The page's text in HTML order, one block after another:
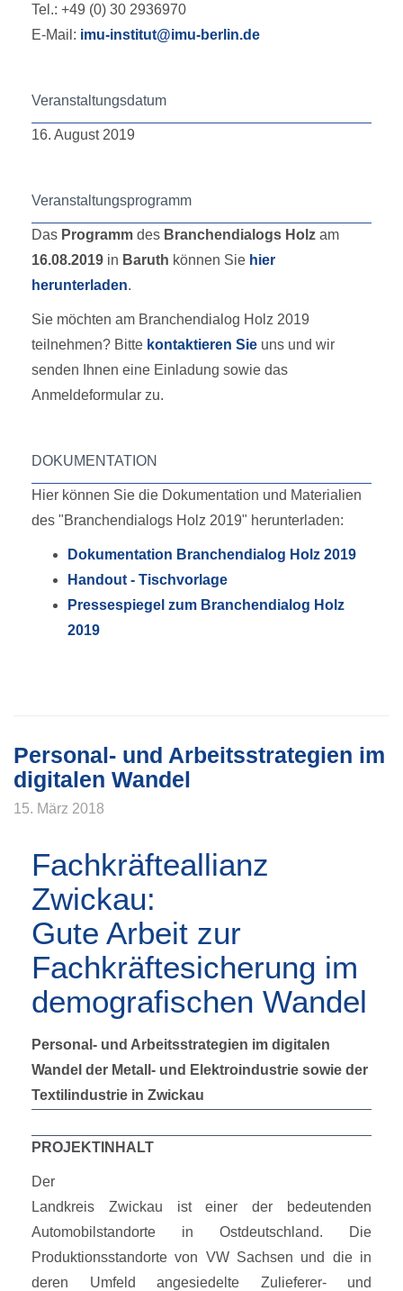
Tel.: +49 (0) 30 2936970
E-Mail: imu-institut@imu-berlin.de
Veranstaltungsdatum
16. August 2019
Veranstaltungsprogramm
Das Programm des Branchendialogs Holz am
16.08.2019 in Baruth können Sie hier
herunterladen.
Sie möchten am Branchendialog Holz 2019
teilnehmen? Bitte kontaktieren Sie uns und wir
senden Ihnen eine Einladung sowie das
Anmeldeformular zu.
DOKUMENTATION
Hier können Sie die Dokumentation und Materialien
des "Branchendialogs Holz 2019" herunterladen:
Dokumentation Branchendialog Holz 2019
Handout - Tischvorlage
Pressespiegel zum Branchendialog Holz
2019
Personal- und Arbeitsstrategien im
digitalen Wandel
15. März 2018
Fachkräfteallianz
Zwickau:
Gute Arbeit zur
Fachkräftesicherung im
demografischen Wandel
Personal- und Arbeitsstrategien im digitalen
Wandel der Metall- und Elektroindustrie sowie der
Textilindustrie in Zwickau
PROJEKTINHALT
Der
Landkreis Zwickau ist einer der bedeutenden
Automobilstandorte in Ostdeutschland. Die
Produktionsstandorte von VW Sachsen und die in
deren Umfeld angesiedelte Zulieferer- und